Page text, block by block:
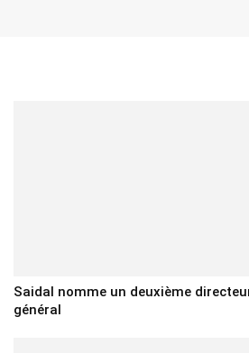
Saidal nomme un deuxième
général